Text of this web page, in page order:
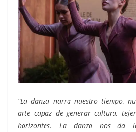
“La danza narra nuestro tiempo,
arte capaz de generar cultura,
horizontes. La danza nos da